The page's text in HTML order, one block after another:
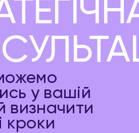
у вашій
визначити
кроки